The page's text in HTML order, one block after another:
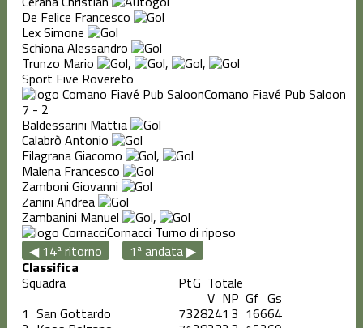
De Felice Francesco
Lex Simone
Schiona Alessandro
Trunzo Mario , , ,
Sport Five Rovereto
Comano Fiavé Pub Saloon
7 - 2
Baldessarini Mattia
Calabrò Antonio
Filagrana Giacomo ,
Malena Francesco
Zamboni Giovanni
Zanini Andrea
Zambanini Manuel ,
Cornacci Turno di riposo
◀ 14ª ritorno
1ª andata ▶
Classifica
Squadra PtG Totale
V NP Gf Gs
1 San Gottardo 7328241 3 16664